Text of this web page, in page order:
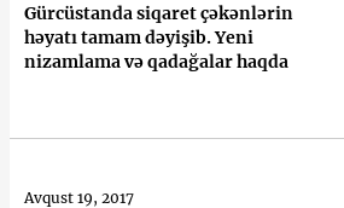
Gürcüstanda siqaret çəkənlərin
həyatı tamam dəyişib. Yeni
nizamlama və qadağalar haqda
Avqust 19, 2017